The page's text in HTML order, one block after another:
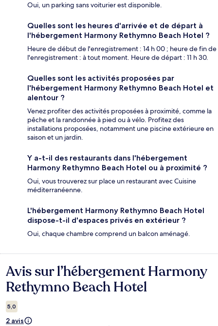
Oui, un parking sans voiturier est disponible.
Quelles sont les heures d'arrivée et de départ à
l'hébergement Harmony Rethymno Beach Hotel ?
Heure de début de l'enregistrement : 14 h 00 ; heure de fin de
l'enregistrement : à tout moment. Heure de départ : 11 h 30.
Quelles sont les activités proposées par
l'hébergement Harmony Rethymno Beach Hotel et
alentour ?
Venez profiter des activités proposées à proximité, comme la
pêche et la randonnée à pied ou à vélo. Profitez des
installations proposées, notamment une piscine extérieure en
saison et un jardin.
Y a-t-il des restaurants dans l'hébergement
Harmony Rethymno Beach Hotel ou à proximité ?
Oui, vous trouverez sur place un restaurant avec Cuisine
méditerranéenne.
L'hébergement Harmony Rethymno Beach Hotel
dispose-t-il d'espaces privés en extérieur ?
Oui, chaque chambre comprend un balcon aménagé.
Avis
Avis sur l’hébergement Harmony
Rethymno Beach Hotel
5,0
2 avis